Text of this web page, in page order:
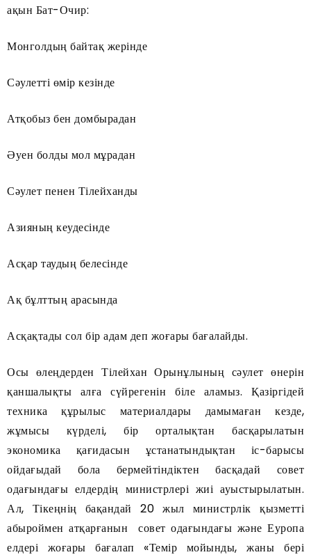
ақын Бат-Очир:
Монголдың байтақ жерінде
Сәулетті өмір кезінде
Атқобыз бен домбырадан
Әуен болды мол мұрадан
Сәулет пенен Тілейханды
Азияның кеудесінде
Асқар таудың белесінде
Ақ бұлттың арасында
Асқақтады сол бір адам деп жоғары бағалайды.
Осы өлеңдерден Тілейхан Орынұлының сәулет өнерін
қаншалықты алға сүйрегенін біле аламыз. Қазіргідей
техника құрылыс материалдары дамымаған кезде,
жұмысы күрделі, бір орталықтан басқарылатын
экономика қағидасын ұстанатындықтан іс-барысы
ойдағыдай бола бермейтіндіктен басқадай совет
одағындағы елдердің министрлері жиі ауыстырылатын.
Ал, Тікеңнің бақандай 20 жыл министрлік қызметті
абыроймен атқарғанын совет одағындағы және Еуропа
елдері жоғары бағалап «Темір мойынды, жаны бері